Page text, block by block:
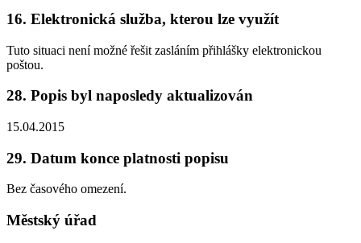
16. Elektronická služba, kterou lze využít
Tuto situaci není možné řešit zasláním přihlášky elektronickou
poštou.
28. Popis byl naposledy aktualizován
15.04.2015
29. Datum konce platnosti popisu
Bez časového omezení.
Městský úřad